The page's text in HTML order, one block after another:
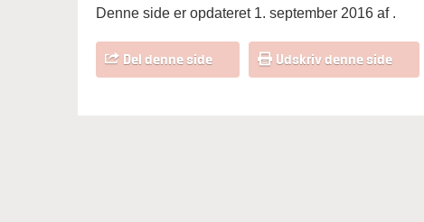
Denne side er opdateret 1. september 2016 af .
Del denne side Udskriv denne side